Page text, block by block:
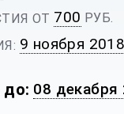
ОТ 700 РУБ.
9 ноября 2018
до: 08 декабря